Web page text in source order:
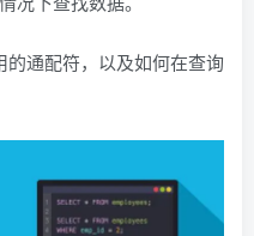
通配符，以及如何在查询